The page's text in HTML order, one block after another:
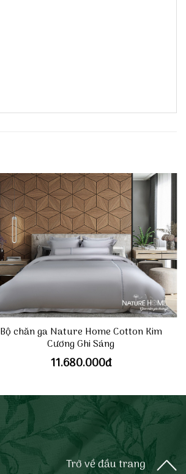
Bộ chăn ga Nature Home Cotton Kim
Cương Ghi Sáng
11.680.000đ
Trở về đầu trang